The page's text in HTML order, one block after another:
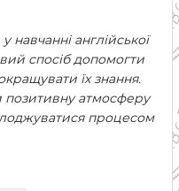
навчанні англійської
спосіб допомогти
їх знання.
атмосферу
процесом